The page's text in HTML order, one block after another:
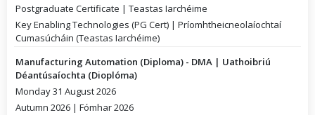
Postgraduate Certificate | Teastas Iarchéime
Key Enabling Technologies (PG Cert) | Príomhtheicneolaíochtaí
Cumasúcháin (Teastas Iarchéime)
Manufacturing Automation (Diploma) - DMA | Uathoibriú
Déantúsaíochta (Dioplóma)
Monday 31 August 2026
Autumn 2026 | Fómhar 2026